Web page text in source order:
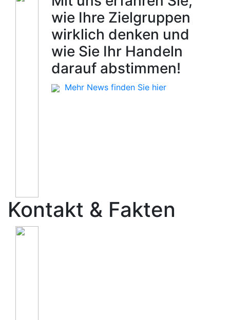
wie Ihre Zielgruppen
wirklich denken und
wie Sie Ihr Handeln
darauf abstimmen!
Mehr News finden Sie hier
Kontakt & Fakten